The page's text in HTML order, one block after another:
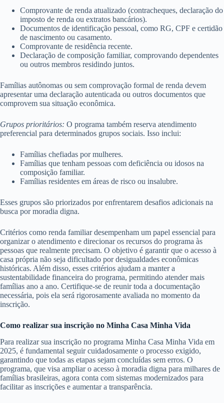
Comprovante de renda atualizado (contracheques, declaração do
imposto de renda ou extratos bancários).
Documentos de identificação pessoal, como RG, CPF e certidão
de nascimento ou casamento.
Comprovante de residência recente.
Declaração de composição familiar, comprovando dependentes
ou outros membros residindo juntos.
Famílias autônomas ou sem comprovação formal de renda devem
apresentar uma declaração autenticada ou outros documentos que
comprovem sua situação econômica.
Grupos prioritários: O programa também reserva atendimento
preferencial para determinados grupos sociais. Isso inclui:
Famílias chefiadas por mulheres.
Famílias que tenham pessoas com deficiência ou idosos na
composição familiar.
Famílias residentes em áreas de risco ou insalubre.
Esses grupos são priorizados por enfrentarem desafios adicionais na
busca por moradia digna.
Critérios como renda familiar desempenham um papel essencial para
organizar o atendimento e direcionar os recursos do programa às
pessoas que realmente precisam. O objetivo é garantir que o acesso à
casa própria não seja dificultado por desigualdades econômicas
históricas. Além disso, esses critérios ajudam a manter a
sustentabilidade financeira do programa, permitindo atender mais
famílias ano a ano. Certifique-se de reunir toda a documentação
necessária, pois ela será rigorosamente avaliada no momento da
inscrição.
Como realizar sua inscrição no Minha Casa Minha Vida
Para realizar sua inscrição no programa Minha Casa Minha Vida em
2025, é fundamental seguir cuidadosamente o processo exigido,
garantindo que todas as etapas sejam concluídas sem erros. O
programa, que visa ampliar o acesso à moradia digna para milhares de
famílias brasileiras, agora conta com sistemas modernizados para
facilitar as inscrições e aumentar a transparência.